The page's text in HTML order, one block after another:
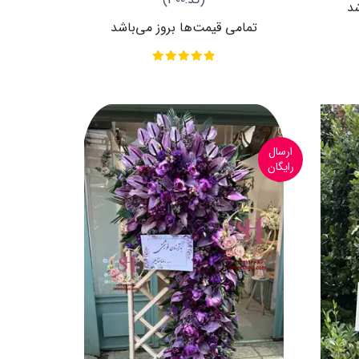
تمامی قیمت‌ها بروز می‌باشد
ارسال
رایگان